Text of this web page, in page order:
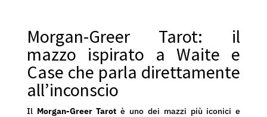
Morgan-Greer Tarot: il
mazzo ispirato a Waite e
Case che parla direttamente
all’inconscio
Il Morgan-Greer Tarot è uno dei mazzi più iconici e